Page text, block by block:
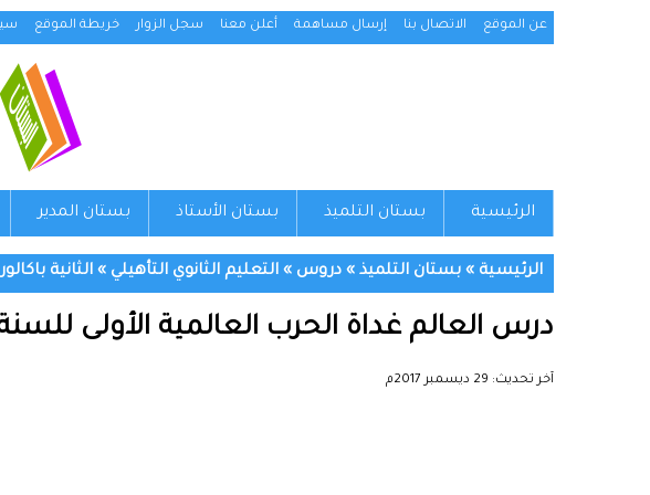
عن الموقع الاتصال بنا إرسال مساهمة أعلن معنا سجل الزوار خريطة الموقع
الرئيسية بستان التلميذ بستان الأستاذ بستان المدير
الرئيسية » بستان التلميذ » دروس » التعليم الثانوي التأهيلي » الثانية
درس العالم غداة الحرب العالمية الأولى للسنة
آخر تحديث: 29 ديسمبر 2017م